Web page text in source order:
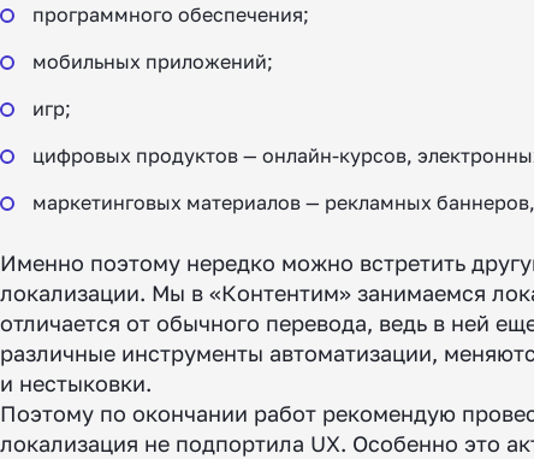
программного обеспечения;
мобильных приложений;
игр;
цифровых продуктов — онлайн-курсов,
маркетинговых материалов — рекламных
Именно поэтому нередко можно встретить
локализации. Мы в «Контентим» занимаемся
отличается от обычного перевода, ведь в ней
различные инструменты автоматизации,
и нестыковки.
Поэтому по окончании работ рекомендую
локализация не подпортила UX. Особенно это